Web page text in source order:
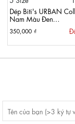
Dép Biti's URBAN
Nam Màu Đen
350,000 ₫